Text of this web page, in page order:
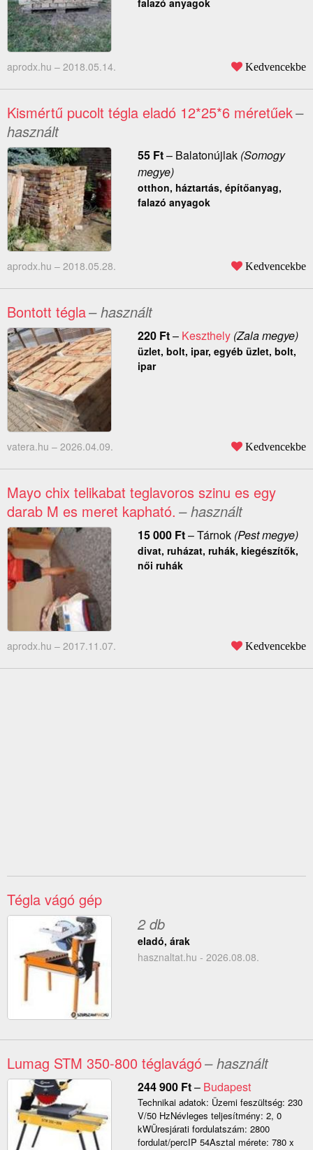
falazó anyagok
aprodx.hu – 2018.05.14. Kedvencekbe
Kismértű pucolt tégla eladó 12*25*6 méretűek–
használt
55 Ft– Balatonújlak(Somogy
megye)
otthon, háztartás, építőanyag,
falazó anyagok
aprodx.hu – 2018.05.28. Kedvencekbe
Bontott tégla– használt
220 Ft– Keszthely(Zala megye)
üzlet, bolt, ipar, egyéb üzlet, bolt,
ipar
vatera.hu – 2026.04.09. Kedvencekbe
Mayo chix telikabat teglavoros szinu es egy
darab M es meret kapható. – használt
15 000 Ft–Tárnok(Pest megye)
divat, ruházat, ruhák, kiegészítők,
női ruhák
aprodx.hu – 2017.11.07. Kedvencekbe
Tégla vágó gép
2 db
eladó, árak
hasznaltat.hu - 2026.08.08.
Lumag STM 350-800 téglavágó– használt
244 900 Ft– Budapest
Technikai adatok: Üzemi feszültség: 230
V/50 HzNévleges teljesítmény: 2, 0
kWÜresjárati fordulatszám: 2800
fordulat/percIP 54Asztal mérete: 780 x